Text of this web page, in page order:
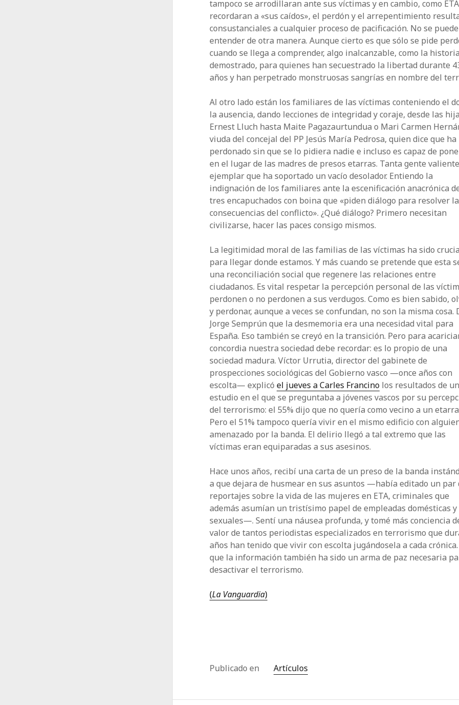
tampoco se arrodillaran ante sus víctimas y en cambio, como
recordaran a «sus caídos», el perdón y el arrepentimiento
consustanciales a cualquier proceso de pacificación. No se puede
entender de otra manera. Aunque cierto es que sólo se pide
cuando se llega a comprender, algo inalcanzable, como la
demostrado, para quienes han secuestrado la libertad durante
años y han perpetrado monstruosas sangrías en nombre del
Al otro lado están los familiares de las víctimas conteniendo el
la ausencia, dando lecciones de integridad y coraje, desde las
Ernest Lluch hasta Maite Pagazaurtundua o Mari Carmen
viuda del concejal del PP Jesús María Pedrosa, quien dice que ha
perdonado sin que se lo pidiera nadie e incluso es capaz de
en el lugar de las madres de presos etarras. Tanta gente
ejemplar que ha soportado un vacío desolador. Entiendo la
indignación de los familiares ante la escenificación anacrónica
tres encapuchados con boina que «piden diálogo para resolver
consecuencias del conflicto». ¿Qué diálogo? Primero necesitan
civilizarse, hacer las paces consigo mismos.
La legitimidad moral de las familias de las víctimas ha sido
para llegar donde estamos. Y más cuando se pretende que esta
una reconciliación social que regenere las relaciones entre
ciudadanos. Es vital respetar la percepción personal de las
perdonen o no perdonen a sus verdugos. Como es bien sabido,
y perdonar, aunque a veces se confundan, no son la misma cosa.
Jorge Semprún que la desmemoria era una necesidad vital para
España. Eso también se creyó en la transición. Pero para
concordia nuestra sociedad debe recordar: es lo propio de una
sociedad madura. Víctor Urrutia, director del gabinete de
prospecciones sociológicas del Gobierno vasco —once años con
escolta— explicóel jueves a Carles Francino los resultados de un
estudio en el que se preguntaba a jóvenes vascos por su
del terrorismo: el 55% dijo que no quería como vecino a un
Pero el 51% tampoco quería vivir en el mismo edificio con
amenazado por la banda. El delirio llegó a tal extremo que las
víctimas eran equiparadas a sus asesinos.
Hace unos años, recibí una carta de un preso de la banda
a que dejara de husmear en sus asuntos —había editado un par
reportajes sobre la vida de las mujeres en ETA, criminales que
además asumían un tristísimo papel de empleadas domésticas y
sexuales—. Sentí una náusea profunda, y tomé más conciencia
valor de tantos periodistas especializados en terrorismo que
años han tenido que vivir con escolta jugándosela a cada crónica.
que la información también ha sido un arma de paz necesaria
desactivar el terrorismo.
(La Vanguardia)
Publicado en Artículos